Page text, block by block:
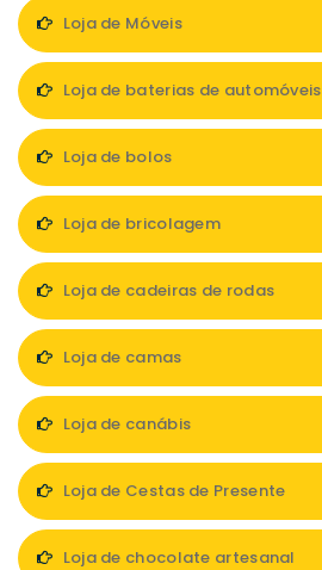
Loja de Móveis
Loja de baterias de automóveis
Loja de bolos
Loja de bricolagem
Loja de cadeiras de rodas
Loja de camas
Loja de canábis
Loja de Cestas de Presente
Loja de chocolate artesanal